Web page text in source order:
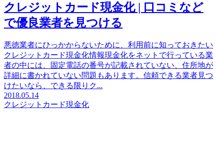
クレジットカード現金化 | 口コミなど
で優良業者を見つける
悪徳業者にひっかからないために、利用前に知っておきたい
クレジットカード現金化情報現金化をネットで行っている業
者の中には、固定電話の番号が記載されていない、住所地が
詳細に書かれていない問題もあります。信頼できる業者見つ
けたいなら、できる限りク...
2018.05.14
クレジットカード現金化